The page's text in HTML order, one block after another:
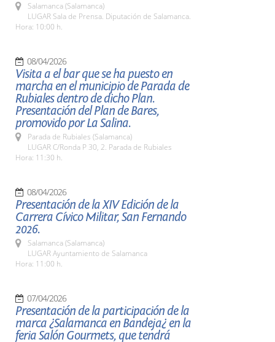
Salamanca (Salamanca)
LUGAR Sala de Prensa. Diputación de Salamanca.
Hora: 10:00 h.
08/04/2026
Visita a el bar que se ha puesto en
marcha en el municipio de Parada de
Rubiales dentro de dicho Plan.
Presentación del Plan de Bares,
promovido por La Salina.
Parada de Rubiales (Salamanca)
LUGAR C/Ronda P 30, 2. Parada de Rubiales
Hora: 11:30 h.
08/04/2026
Presentación de la XIV Edición de la
Carrera Cívico Militar, San Fernando
2026.
Salamanca (Salamanca)
LUGAR Ayuntamiento de Salamanca
Hora: 11:00 h.
07/04/2026
Presentación de la participación de la
marca ¿Salamanca en Bandeja¿ en la
feria Salón Gourmets, que tendrá